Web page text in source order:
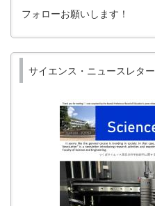
フォローお願いします！
サイエンス・ニュースレター